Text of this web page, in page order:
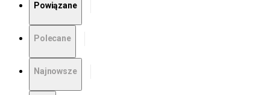
Powiązane
Polecane
Najnowsze